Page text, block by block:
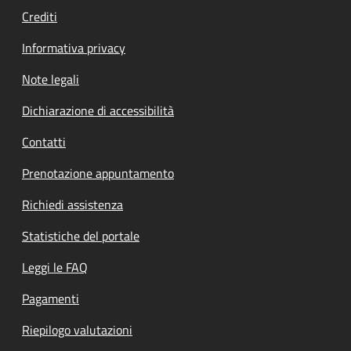
Crediti
Informativa privacy
Note legali
Dichiarazione di accessibilità
Contatti
Prenotazione appuntamento
Richiedi assistenza
Statistiche del portale
Leggi le FAQ
Pagamenti
Riepilogo valutazioni